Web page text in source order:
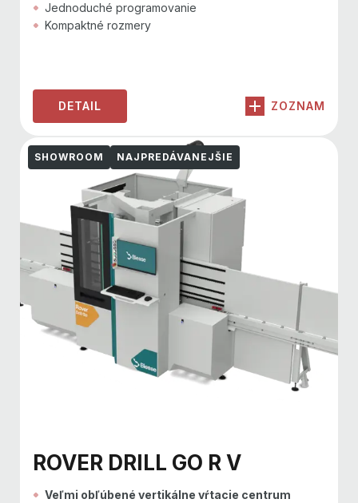
Jednoduché programovanie
Kompaktné rozmery
DETAIL ZOZNAM
SHOWROOM NAJPREDÁVANEJŠIE
ROVER DRILL GO R V
Veľmi obľúbené vertikálne vŕtacie centrum